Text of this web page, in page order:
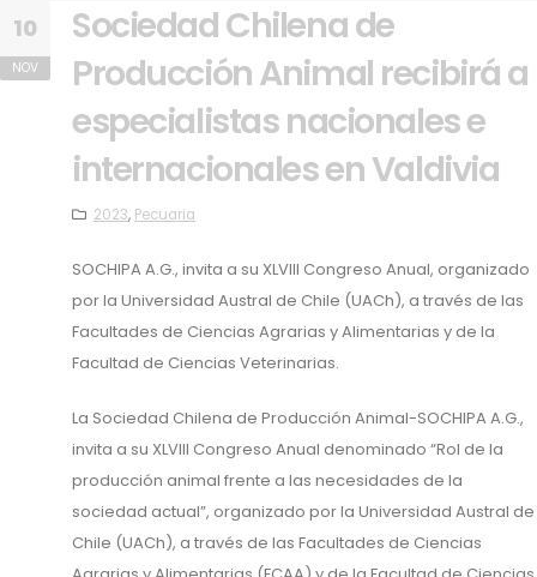
10
NOV
Sociedad Chilena de
Producción Animal recibirá a
especialistas nacionales e
internacionales en Valdivia
2023, Pecuaria
SOCHIPA A.G., invita a su XLVIII Congreso Anual, organizado
por la Universidad Austral de Chile (UACh), a través de las
Facultades de Ciencias Agrarias y Alimentarias y de la
Facultad de Ciencias Veterinarias.
La Sociedad Chilena de Producción Animal-SOCHIPA A.G.,
invita a su XLVIII Congreso Anual denominado “Rol de la
producción animal frente a las necesidades de la
sociedad actual”, organizado por la Universidad Austral de
Chile (UACh), a través de las Facultades de Ciencias